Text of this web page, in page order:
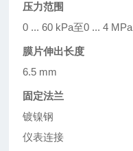
压力范围
0 ... 60 kPa至0 ... 4 MPa
膜片伸出长度
6.5 mm
固定法兰
镀镍钢
仪表连接